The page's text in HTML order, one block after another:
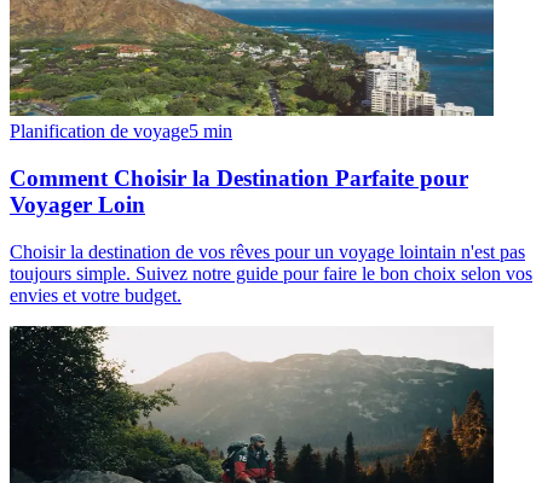
Planification de voyage5 min
Comment Choisir la Destination Parfaite pour
Voyager Loin
Choisir la destination de vos rêves pour un voyage lointain n'est pas
toujours simple. Suivez notre guide pour faire le bon choix selon vos
envies et votre budget.